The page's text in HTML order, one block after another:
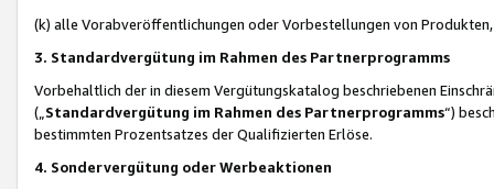
(k) alle Vorabveröffentlichungen oder Vorbestellungen von
3. Standardvergütung im Rahmen des Partnerprogramms
Vorbehaltlich der in diesem Vergütungskatalog beschriebenen
(„ Standardvergütung im Rahmen des Partnerprogramms“)
bestimmten Prozentsatzes der Qualifizierten Erlöse.
4. Sondervergütung oder Werbeaktionen